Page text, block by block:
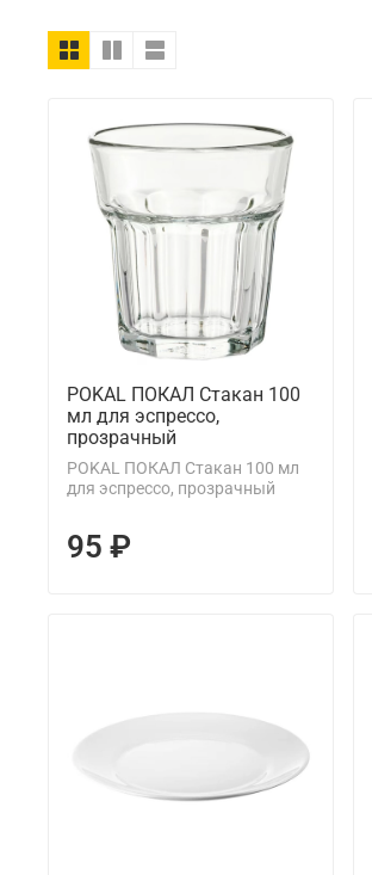
POKAL ПОКАЛ Стакан 100
мл для эспрессо,
прозрачный
POKAL ПОКАЛ Стакан 100 мл
для эспрессо, прозрачный
95 ₽